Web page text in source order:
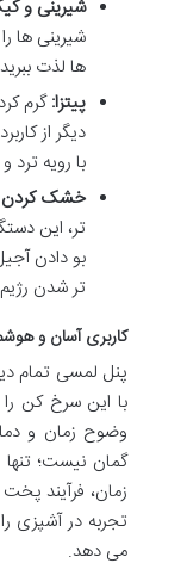
شیرینی و
شیرینی ها
ها لذت
پیتزا:گرم
دیگر از
با رویه
خشک کردن
تر، این
بو دادن
تر شدن
کاربری آسان و
پنل لمسی تمام
وضوح زمان و
گمان نیست؛ تنها
زمان، فرآیند
تجربه در آشپزی
می دهد.